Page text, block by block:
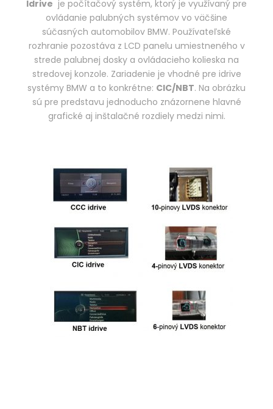
Idrive je počítačový systém, ktorý je využívaný pre
ovládanie palubných systémov vo väčšine
súčasných automobilov BMW. Používateľské
rozhranie pozostáva z LCD panelu umiestneného v
strede palubnej dosky a ovládacieho kolieska na
stredovej konzole. Zariadenie je vhodné pre idrive
systémy BMW a to konkrétne: CIC/NBT. Na obrázku
sú pre predstavu jednoducho znázornene hlavné
grafické aj inštalačné rozdiely medzi nimi.